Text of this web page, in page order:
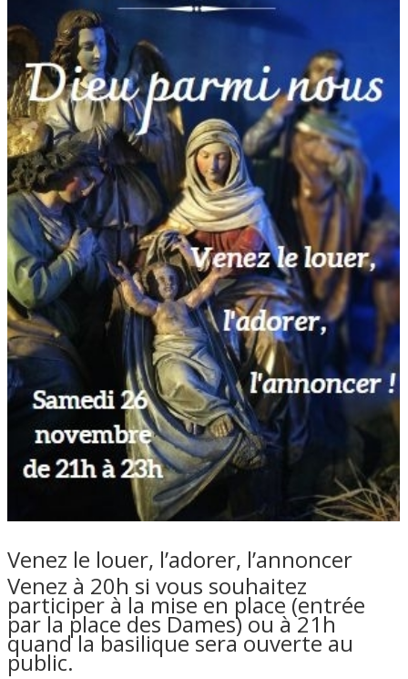
Venez le louer, l’adorer, l’annoncer
Venez à 20h si vous souhaitez
participer à la mise en place (entrée
par la place des Dames) ou à 21h
quand la basilique sera ouverte au
public.